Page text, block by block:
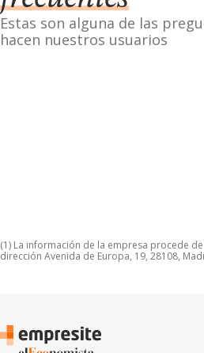
Estas son alguna de las
hacen nuestros usuarios
(1) La información de la empresa procede
dirección Avenida de Europa, 19, 28108,